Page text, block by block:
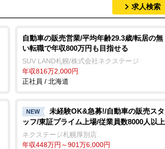
求人検索
自動車の販売営業/平均年齢29.3歳/転居の無
い転職で年収800万円も目指せる
SUV LAND札幌/株式会社ネクステージ
年収816万2,000円
正社員 / 北海道
NEW
未経験OK&急募!/自動車の販売スタ
ッフ/東証プライム上場/従業員数8000人以上
ネクステージ札幌厚別店
年収448万円～901万6,000円